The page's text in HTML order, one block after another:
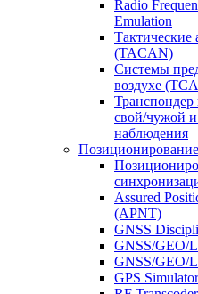
Radio
Emulation
Тактические
(TACAN)
Системы
воздухе
Транспондер
свой/чужой
наблюдения
Assured
(APNT)
GNSS
GNSS/GEO/
GNSS/GEO/
GPS Simulator